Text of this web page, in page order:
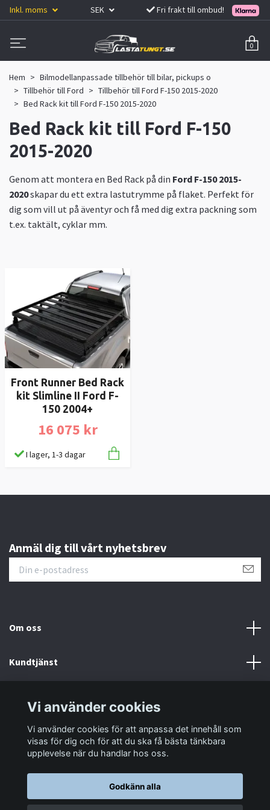
Inkl. moms SEK Fri frakt till ombud!
0
Hem
Bilmodellanpassade tillbehör till bilar, pickups o
Tillbehör till Ford
Tillbehör till Ford F-150 2015-2020
Bed Rack kit till Ford F-150 2015-2020
Bed Rack kit till Ford F-150
2015-2020
Genom att montera en Bed Rack på din Ford F-150 2015-
2020skapar du ett extra lastutrymme på flaket. Perfekt för
dig som vill ut på äventyr och få med dig extra packning som
t.ex. taktält, cyklar mm.
Front Runner Bed Rack
kit Slimline II Ford F-
150 2004+
16 075 kr
I lager, 1-3 dagar
Anmäl dig till vårt nyhetsbrev
Om oss
Kundtjänst
Sociala medier
Vi använder cookies
Vi använder cookies för att anpassa det innehåll som
visas för dig och för att du ska få bästa tänkbara
upplevelse när du handlar hos oss.
Godkänn alla